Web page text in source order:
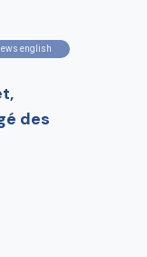
english
des